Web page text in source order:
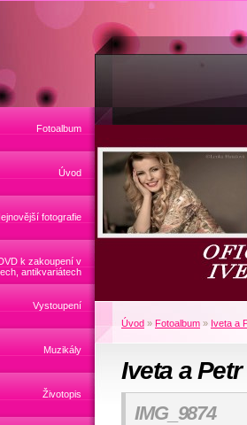
Fotoalbum
Úvod
fotografie
k zakoupení v
antikvariátech
Vystoupení
Muzikály
Životopis
Úvod » Fotoalbum » Iveta a
Iveta a Petr
IMG_9874